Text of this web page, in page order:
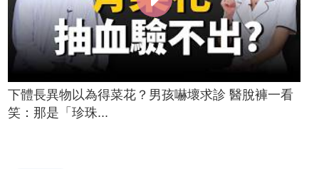
下體長異物以為得菜花？男孩嚇壞求診 醫脫褲一看
笑：那是「珍珠...